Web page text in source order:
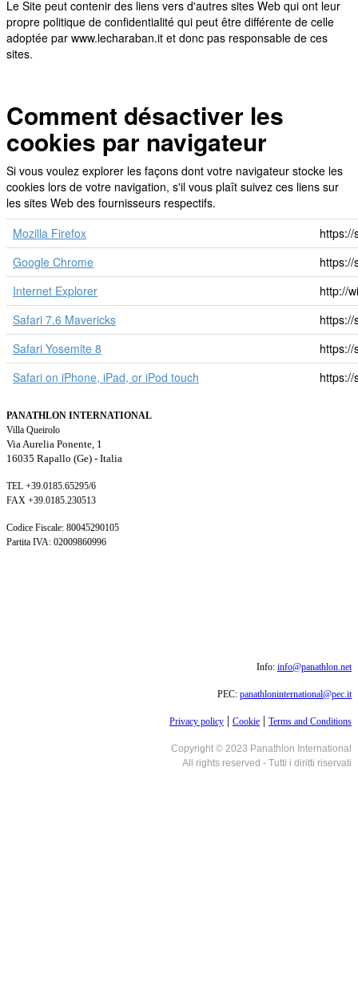
Le Site peut contenir des liens vers d'autres sites Web qui ont leur
propre politique de confidentialité qui peut être différente de celle
adoptée par www.lecharaban.it et donc pas responsable de ces
sites.
Comment désactiver les
cookies par navigateur
Si vous voulez explorer les façons dont votre navigateur stocke les
cookies lors de votre navigation, s'il vous plaît suivez ces liens sur
les sites Web des fournisseurs respectifs.
Mozilla Firefox
https://
Google Chrome
https://
Internet Explorer
http://
Safari 7.6 Mavericks
https://
Safari Yosemite 8
https://
Safari on iPhone, iPad, or iPod touch
https://
PANATHLON INTERNATIONAL
Villa Queirolo
Via Aurelia Ponente, 1
16035 Rapallo (Ge) - Italia
TEL +39.0185.65295/6
FAX +39.0185.230513
Codice Fiscale: 80045290105
Partita IVA: 02009860996
Info: info@panathlon.net
PEC: panathloninternational@pec.it
Privacy policy | Cookie | Terms and Conditions
Copyright © 2023 Panathlon International
All rights reserved - Tutti i diritti riservati